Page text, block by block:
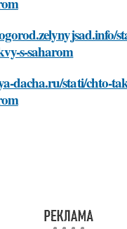
s-saharom
dacha.ru/stati/chto-